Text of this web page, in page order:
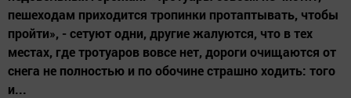
пешеходам приходится тропинки протаптывать, чтобы
пройти», - сетуют одни, другие жалуются, что в тех
местах, где тротуаров вовсе нет, дороги очищаются от
снега не полностью и по обочине страшно ходить: того
и...